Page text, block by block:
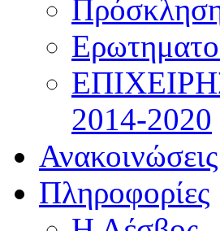
2014-2020
Ανακοινώσεις
Πληροφορίες